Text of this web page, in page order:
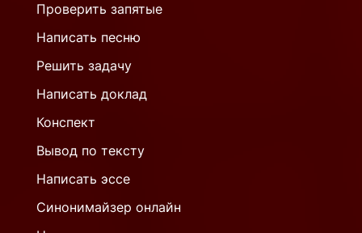
Проверить запятые
Написать песню
Решить задачу
Написать доклад
Конспект
Вывод по тексту
Написать эссе
Синонимайзер онлайн